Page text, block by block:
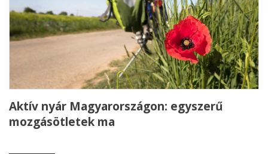
Aktív nyár Magyarországon: egyszerű
mozgásötletek ma